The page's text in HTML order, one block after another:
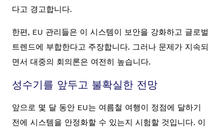
다고 경고합니다.
한편, EU 관리들은 이 시스템이 보안을 강화하고 글로벌
트렌드에 부합한다고 주장합니다. 그러나 문제가 지속되
면서 대중의 회의론은 여전히 높습니다.
성수기를 앞두고 불확실한 전망
앞으로 몇 달 동안 EU는 여름철 여행이 정점에 달하기
전에 시스템을 안정화할 수 있는지 시험할 것입니다. 이